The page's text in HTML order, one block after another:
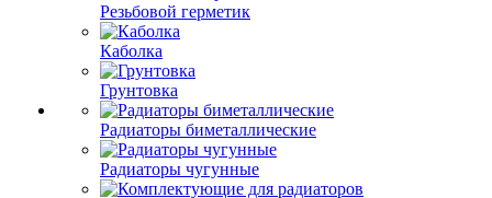
Резьбовой герметик
Каболка
Грунтовка
Радиаторы биметаллические
Радиаторы чугунные